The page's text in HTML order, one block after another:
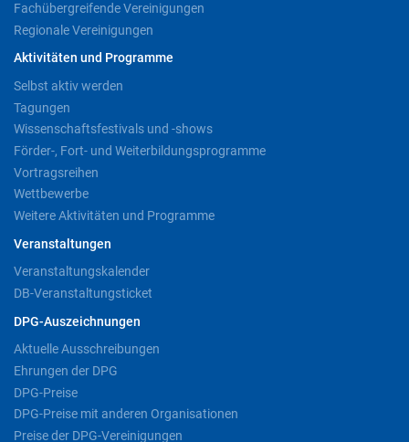
Fachübergreifende Vereinigungen
Regionale Vereinigungen
Aktivitäten und Programme
Selbst aktiv werden
Tagungen
Wissenschaftsfestivals und -shows
Förder-, Fort- und Weiterbildungsprogramme
Vortragsreihen
Wettbewerbe
Weitere Aktivitäten und Programme
Veranstaltungen
Veranstaltungskalender
DB-Veranstaltungsticket
DPG-Auszeichnungen
Aktuelle Ausschreibungen
Ehrungen der DPG
DPG-Preise
DPG-Preise mit anderen Organisationen
Preise der DPG-Vereinigungen